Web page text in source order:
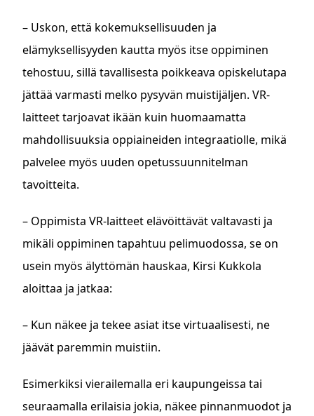
– Uskon, että kokemuksellisuuden ja
elämyksellisyyden kautta myös itse oppiminen
tehostuu, sillä tavallisesta poikkeava opiskelutapa
jättää varmasti melko pysyvän muistijäljen. VR-
laitteet tarjoavat ikään kuin huomaamatta
mahdollisuuksia oppiaineiden integraatiolle, mikä
palvelee myös uuden opetussuunnitelman
tavoitteita.
– Oppimista VR-laitteet elävöittävät valtavasti ja
mikäli oppiminen tapahtuu pelimuodossa, se on
usein myös älyttömän hauskaa, Kirsi Kukkola
aloittaa ja jatkaa:
– Kun näkee ja tekee asiat itse virtuaalisesti, ne
jäävät paremmin muistiin.
Esimerkiksi vierailemalla eri kaupungeissa tai
seuraamalla erilaisia jokia, näkee pinnanmuodot ja